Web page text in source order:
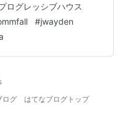
strange and disturbed
ログレッシブハウス
#jwayden
ログ
はてなブログトップ